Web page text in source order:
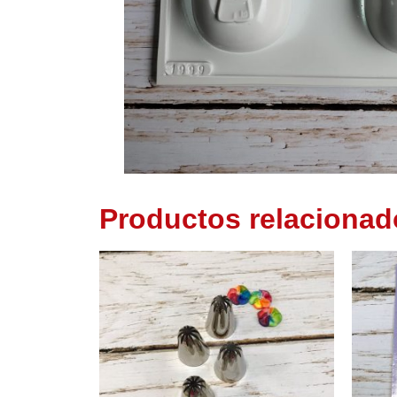
Productos